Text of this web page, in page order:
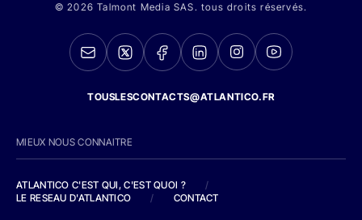
© 2026 Talmont Media SAS. tous droits réservés.
TOUSLESCONTACTS@ATLANTICO.FR
MIEUX NOUS CONNAITRE
ATLANTICO C'EST QUI, C'EST QUOI ?
/
LE RESEAU D'ATLANTICO
/ CONTACT